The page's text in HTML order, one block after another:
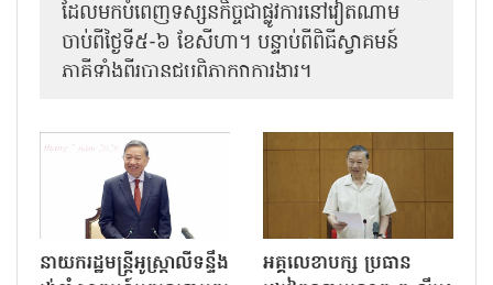
ដែលមកបំពេញទស្សនកិច្ចជាផ្លូវការនៅវៀតណាម
ចាប់ពីថ្ងៃទី៥-៦ ខែសីហា។ បន្ទាប់ពីពិធីស្វាគមន៍
ភាគីទាំងពីរបានជួបពិភាក្សាការងារ​។
នាយករដ្ឋមន្ត្រីអូស្ត្រាលីទន្ទឹង
អគ្គលេខាបក្ស ប្រធាន